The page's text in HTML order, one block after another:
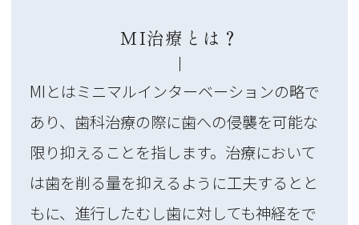
MI治療とは？
MIとはミニマルインターベーションの略で
あり、歯科治療の際に歯への侵襲を可能な
限り抑えることを指します。治療において
は歯を削る量を抑えるように工夫するとと
もに、進行したむし歯に対しても神経をで